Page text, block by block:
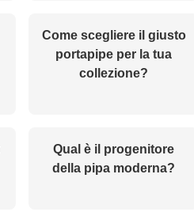
Come scegliere il giusto
portapipe per la tua
collezione?
Qual è il progenitore
della pipa moderna?